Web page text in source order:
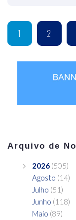
1 2
Arquivo de
2026 (505)
Agosto (14)
Julho (51)
Junho (118)
Maio (89)